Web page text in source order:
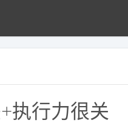
执行力很关